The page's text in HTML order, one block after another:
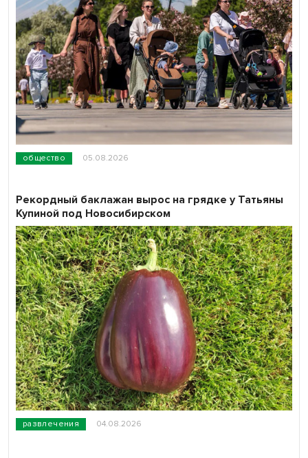
общество 05.08.2026
развлечения 04.08.2026
Рекордный баклажан вырос на грядке у Татьяны
Купиной под Новосибирском